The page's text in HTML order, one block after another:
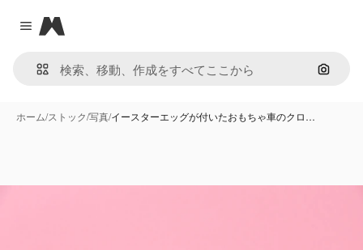
Close menu
Magnific
画像で
ホーム/ストック/写真/イースターエッグが付いたおもちゃ車のクロ…